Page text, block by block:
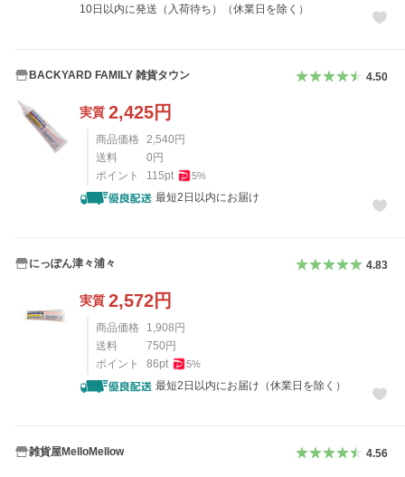
10日以内に発送（入荷待ち）（休業日を除く）
BACKYARD FAMILY 雑貨タウン 4.50
実質 2,425円
商品価格 2,540円
送料
0円
ポイント
115pt 5%
最短2日以内にお届け
にっぽん津々浦々 4.83
実質 2,572円
商品価格 1,908円
送料
750円
ポイント
86pt 5%
最短2日以内にお届け（休業日を除く）
雑貨屋MelloMellow 4.56